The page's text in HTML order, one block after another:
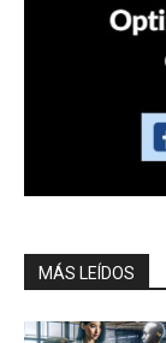
MÁS LEÍDOS